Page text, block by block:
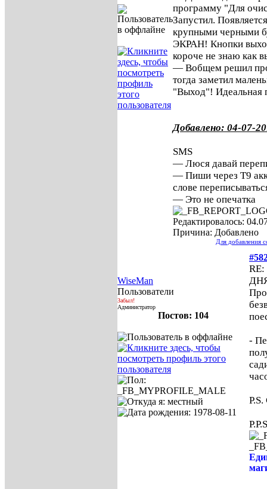
программу "Для
Запустил.
крупными черными
ЭКРАН! Кнопки
короче не знаю как
— Вобщем решил
тогда заметил
"Выход"! Идеальная
Добавлено: 04-07-
SMS
— Люся давай
— Пиши через Т9
слове
— Это не опечатка
Редактировалось:
Причина: Добавлено
Для добавления
WiseMan
Пользователи
Забыл!
Администратор
Постов: 104
-